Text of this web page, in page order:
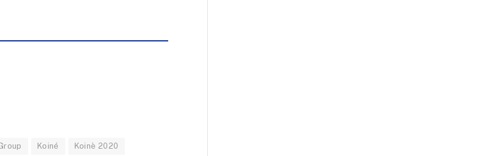
Koiné Koinè 2020